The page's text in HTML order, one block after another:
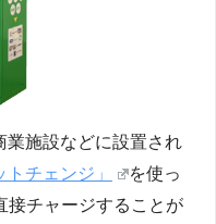
業施設などに設置され
トチェンジ」
を使っ
接チャージすることが